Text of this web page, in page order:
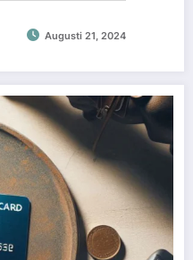
Augusti 21, 2024